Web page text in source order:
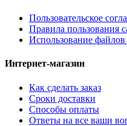
Пользовательское
Правила пользования
Использование
Интернет-магазин
Как сделать заказ
Сроки доставки
Способы оплаты
Ответы на все ваши